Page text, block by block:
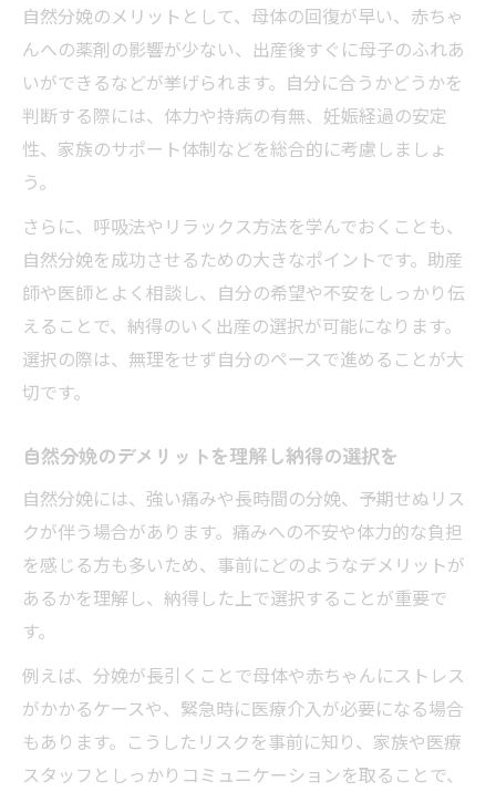
自然分娩のメリットとして、母体の回復が早い、赤ちゃ
んへの薬剤の影響が少ない、出産後すぐに母子のふれあ
いができるなどが挙げられます。自分に合うかどうかを
判断する際には、体力や持病の有無、妊娠経過の安定
性、家族のサポート体制などを総合的に考慮しましょ
う。
さらに、呼吸法やリラックス方法を学んでおくことも、
自然分娩を成功させるための大きなポイントです。助産
師や医師とよく相談し、自分の希望や不安をしっかり伝
えることで、納得のいく出産の選択が可能になります。
選択の際は、無理をせず自分のペースで進めることが大
切です。
自然分娩のデメリットを理解し納得の選択を
自然分娩には、強い痛みや長時間の分娩、予期せぬリス
クが伴う場合があります。痛みへの不安や体力的な負担
を感じる方も多いため、事前にどのようなデメリットが
あるかを理解し、納得した上で選択することが重要で
す。
例えば、分娩が長引くことで母体や赤ちゃんにストレス
がかかるケースや、緊急時に医療介入が必要になる場合
もあります。こうしたリスクを事前に知り、家族や医療
スタッフとしっかりコミュニケーションを取ることで、